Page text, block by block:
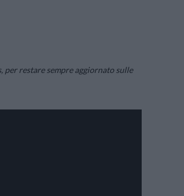
per restare sempre aggiornato sulle